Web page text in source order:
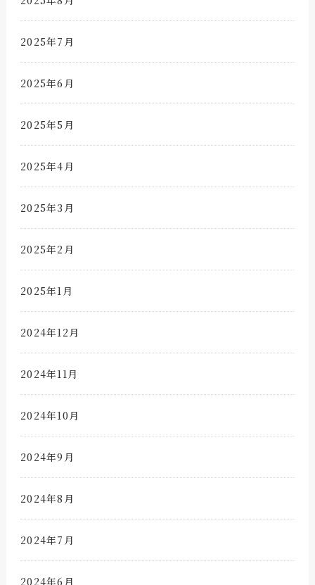
2025年7月
2025年6月
2025年5月
2025年4月
2025年3月
2025年2月
2025年1月
2024年12月
2024年11月
2024年10月
2024年9月
2024年8月
2024年7月
2024年6月